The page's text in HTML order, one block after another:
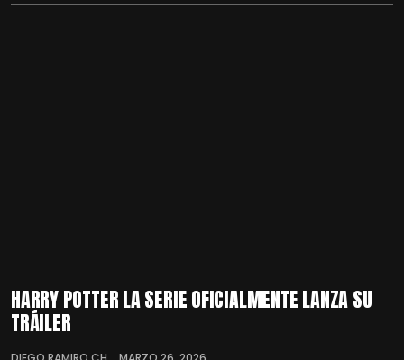
HARRY POTTER LA SERIE OFICIALMENTE LANZA SU
TRÁILER